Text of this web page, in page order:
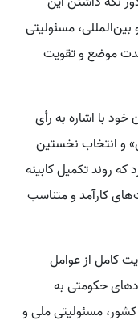
مسئولیتی
موضع و تقویت
با اشاره به رأی
و انتخاب نخستین
که روند تکمیل کابینه
کارآمد و متناسب
کامل از عوامل
حکومتی به
مسئولیتی ملی و